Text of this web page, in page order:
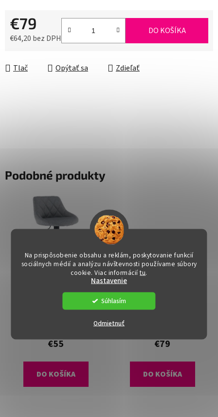
Na prispôsobenie obsahu a reklám, poskytovanie funkcií
sociálnych médií a analýzu návštevnosti používame súbory
cookie. Viac informáciítu.
Nastavenie
Odmietnuť
Súhlasím
€79
€64,20 bez DPH
DO KOŠÍKA
Tlač Opýtať sa Zdieľať
Podobné produkty
TERKAN, Sivá látka
€55
DO KOŠÍKA
TERKAN, Koňaková
€79
DO KOŠÍKA